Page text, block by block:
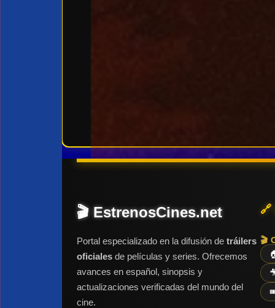
🎬 EstrenosCines.net
Portal especializado en la difusión de tráilers
oficiales de películas y series. Ofrecemos
avances en español, sinopsis y
actualizaciones verificadas del mundo del
cine.
🎬